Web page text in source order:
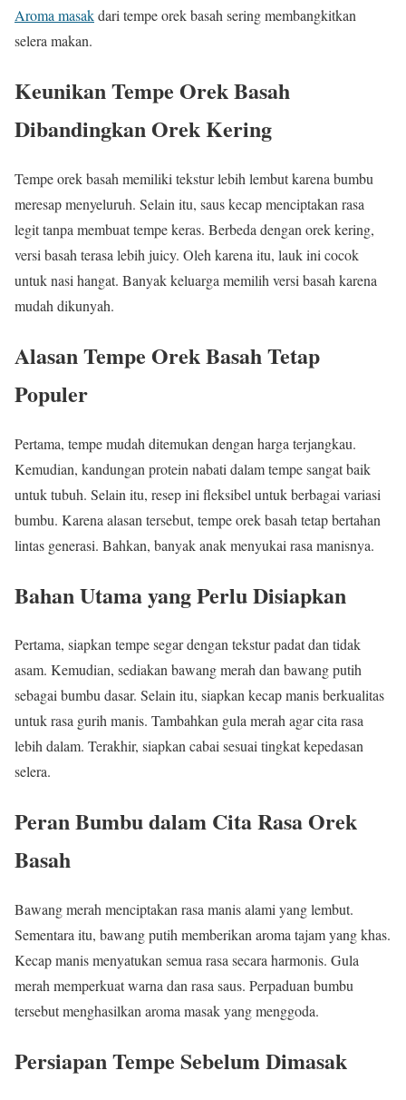
Aroma masakdari tempe orek basah sering membangkitkan
selera makan.
Keunikan Tempe Orek Basah
Dibandingkan Orek Kering
Tempe orek basah memiliki tekstur lebih lembut karena bumbu
meresap menyeluruh. Selain itu, saus kecap menciptakan rasa
legit tanpa membuat tempe keras. Berbeda dengan orek kering,
versi basah terasa lebih juicy. Oleh karena itu, lauk ini cocok
untuk nasi hangat. Banyak keluarga memilih versi basah karena
mudah dikunyah.
Alasan Tempe Orek Basah Tetap
Populer
Pertama, tempe mudah ditemukan dengan harga terjangkau.
Kemudian, kandungan protein nabati dalam tempe sangat baik
untuk tubuh. Selain itu, resep ini fleksibel untuk berbagai variasi
bumbu. Karena alasan tersebut, tempe orek basah tetap bertahan
lintas generasi. Bahkan, banyak anak menyukai rasa manisnya.
Bahan Utama yang Perlu Disiapkan
Pertama, siapkan tempe segar dengan tekstur padat dan tidak
asam. Kemudian, sediakan bawang merah dan bawang putih
sebagai bumbu dasar. Selain itu, siapkan kecap manis berkualitas
untuk rasa gurih manis. Tambahkan gula merah agar cita rasa
lebih dalam. Terakhir, siapkan cabai sesuai tingkat kepedasan
selera.
Peran Bumbu dalam Cita Rasa Orek
Basah
Bawang merah menciptakan rasa manis alami yang lembut.
Sementara itu, bawang putih memberikan aroma tajam yang khas.
Kecap manis menyatukan semua rasa secara harmonis. Gula
merah memperkuat warna dan rasa saus. Perpaduan bumbu
tersebut menghasilkan aroma masak yang menggoda.
Persiapan Tempe Sebelum Dimasak